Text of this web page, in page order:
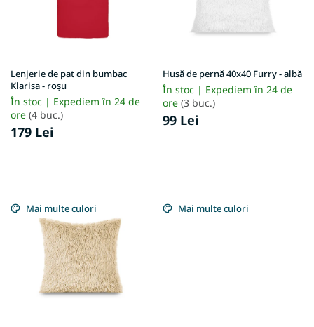
u
i
u
s
e
Lenjerie de pat din bumbac
Klarisa - roșu
În stoc | Expediem în 24 de
ore (4 buc.)
179 Lei
Husă de pernă 40x40 Furry - albă
În stoc | Expediem în 24 de
ore (3 buc.)
99 Lei
Mai multe culori Mai multe culori